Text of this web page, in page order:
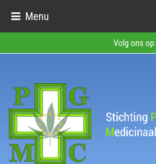
Menu
Volg ons op: